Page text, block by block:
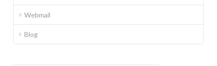
Webmail
Blog